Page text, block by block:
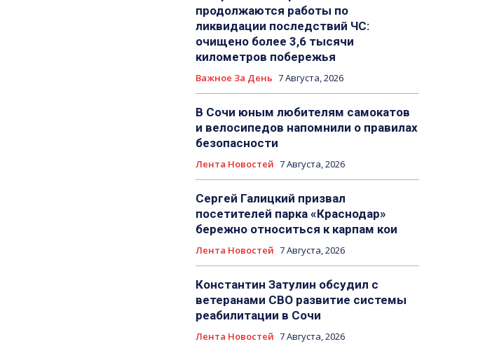
продолжаются работы по
ликвидации последствий ЧС:
очищено более 3,6 тысячи
километров побережья
Важное За День 7 Августа, 2026
В Сочи юным любителям самокатов
и велосипедов напомнили о правилах
безопасности
Лента Новостей 7 Августа, 2026
Сергей Галицкий призвал
посетителей парка «Краснодар»
бережно относиться к карпам кои
Лента Новостей 7 Августа, 2026
Константин Затулин обсудил с
ветеранами СВО развитие системы
реабилитации в Сочи
Лента Новостей 7 Августа, 2026